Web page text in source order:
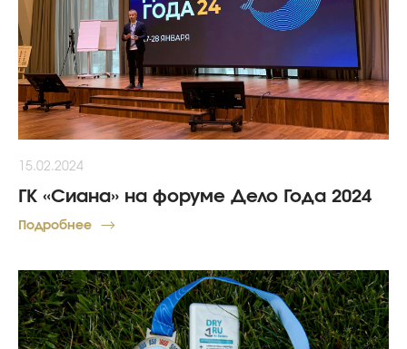
15.02.2024
ГК «Сиана» на форуме Дело Года 2024
Подробнее